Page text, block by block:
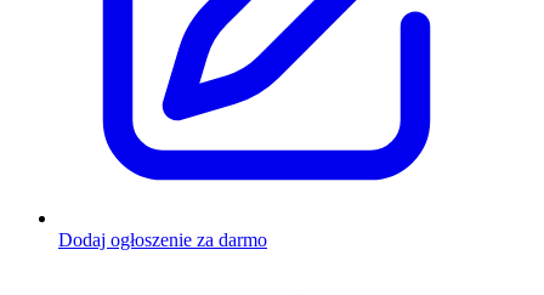
Dodaj ogłoszenie za darmo